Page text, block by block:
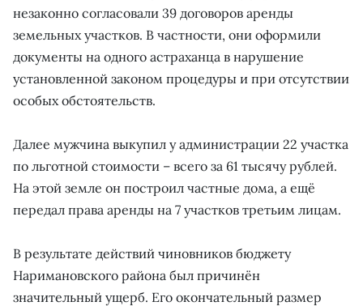
незаконно согласовали 39 договоров аренды
земельных участков. В частности, они оформили
документы на одного астраханца в нарушение
установленной законом процедуры и при отсутствии
особых обстоятельств.
Далее мужчина выкупил у администрации 22 участка
по льготной стоимости – всего за 61 тысячу рублей.
На этой земле он построил частные дома, а ещё
передал права аренды на 7 участков третьим лицам.
В результате действий чиновников бюджету
Наримановского района был причинён
значительный ущерб. Его окончательный размер